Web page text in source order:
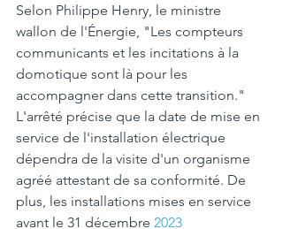
Selon Philippe Henry, le ministre
wallon de l'Énergie, "Les compteurs
communicants et les incitations à la
domotique sont là pour les
accompagner dans cette transition."
L'arrêté précise que la date de mise en
service de l'installation électrique
dépendra de la visite d'un organisme
agréé attestant de sa conformité. De
plus, les installations mises en service
avant le 31 décembre 2023